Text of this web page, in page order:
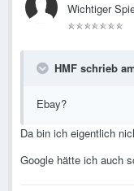
Wichtiger
HMF schrieb
Ebay?
Da bin ich eigentlich
Google hätte ich auch